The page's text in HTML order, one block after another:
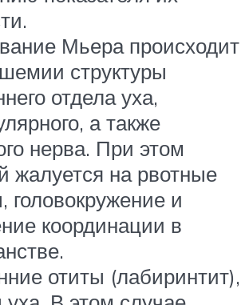
Мьера происходит
структуры
отдела уха,
а также
нерва. При этом
жалуется на рвотные
головокружение и
координации в
отиты (лабиринтит),